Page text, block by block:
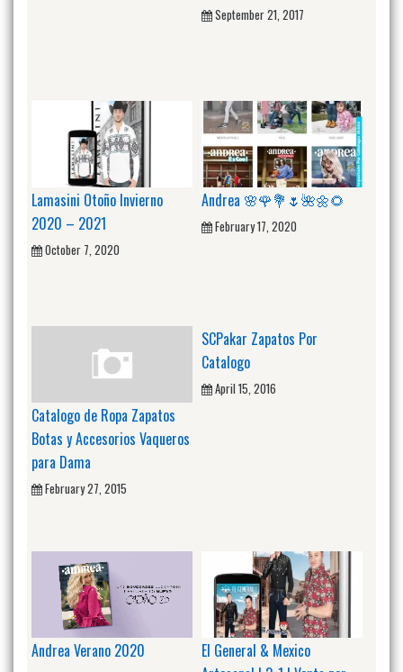
September 21, 2017
Lamasini Otoño Invierno
2020 – 2021
October 7, 2020
Andrea 🌸🌹💐🌷🌺🌼🌻
February 17, 2020
Catalogo de Ropa Zapatos
Botas y Accesorios Vaqueros
para Dama
February 27, 2015
SCPakar Zapatos Por
Catalogo
April 15, 2016
Andrea Verano 2020
El General & Mexico